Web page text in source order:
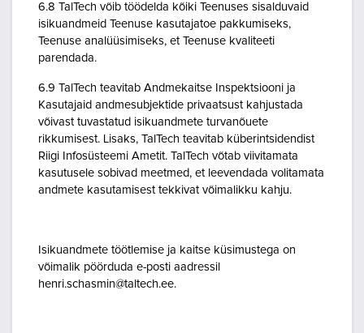
6.8 TalTech võib töödelda kõiki Teenuses sisalduvaid
isikuandmeid Teenuse kasutajatoe pakkumiseks,
Teenuse analüüsimiseks, et Teenuse kvaliteeti
parendada.
6.9 TalTech teavitab Andmekaitse Inspektsiooni ja
Kasutajaid andmesubjektide privaatsust kahjustada
võivast tuvastatud isikuandmete turvanõuete
rikkumisest. Lisaks, TalTech teavitab küberintsidendist
Riigi Infosüsteemi Ametit. TalTech võtab viivitamata
kasutusele sobivad meetmed, et leevendada volitamata
andmete kasutamisest tekkivat võimalikku kahju.
Isikuandmete töötlemise ja kaitse küsimustega on
võimalik pöörduda e-posti aadressil
henri.schasmin@taltech.ee.